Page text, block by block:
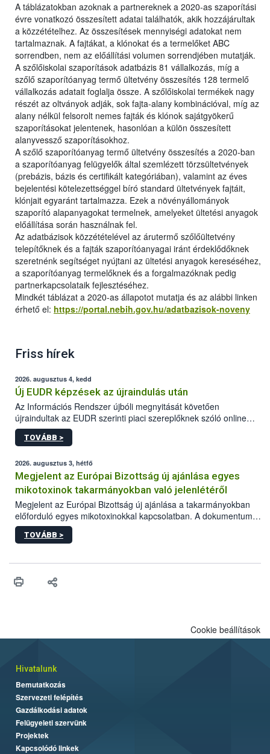
A táblázatokban azoknak a partnereknek a 2020-as szaporítási
évre vonatkozó összesített adatai találhatók, akik hozzájárultak
a közzétételhez. Az összesítések mennyiségi adatokat nem
tartalmaznak. A fajtákat, a klónokat és a termelőket ABC
sorrendben, nem az előállítási volumen sorrendjében mutatják.
A szőlőiskolai szaporítások adatbázis 81 vállalkozás, míg a
szőlő szaporítóanyag termő ültetvény összesítés 128 termelő
vállalkozás adatait foglalja össze. A szőlőiskolai termékek nagy
részét az oltványok adják, sok fajta-alany kombinációval, míg az
alany nélkül felsorolt nemes fajták és klónok sajátgyökerű
szaporításokat jelentenek, hasonlóan a külön összesített
alanyvessző szaporításokhoz.
A szőlő szaporítóanyag termő ültetvény összesítés a 2020-ban
a szaporítóanyag felügyelők által szemlézett törzsültetvények
(prebázis, bázis és certifikált kategóriában), valamint az éves
bejelentési kötelezettséggel bíró standard ültetvények fajtáit,
klónjait egyaránt tartalmazza. Ezek a növényállományok
szaporító alapanyagokat termelnek, amelyeket ültetési anyagok
előállítása során használnak fel.
Az adatbázisok közzétételével az árutermő szőlőültetvény
telepítőknek és a fajták szaporítóanyagai iránt érdeklődőknek
szeretnénk segítséget nyújtani az ültetési anyagok kereséséhez,
a szaporítóanyag termelőknek és a forgalmazóknak pedig
partnerkapcsolataik fejlesztéséhez.
Mindkét táblázat a 2020-as állapotot mutatja és az alábbi linken
érhető el: https://portal.nebih.gov.hu/adatbazisok-noveny
Friss hírek
2026. augusztus 4, kedd
Új EUDR képzések az újraindulás után
Az Információs Rendszer újbóli megnyitását követően
újraindultak az EUDR szerinti piaci szereplőknek szóló online
képzések.
TOVÁBB >
2026. augusztus 3, hétfő
Megjelent az Európai Bizottság új ajánlása egyes
mikotoxinok takarmányokban való jelenlétéről
Megjelent az Európai Bizottság új ajánlása a takarmányokban
előforduló egyes mikotoxinokkal kapcsolatban. A dokumentum
2027-től új irányértékek alkalmazását írja elő, és a jelenleg
hatályos uniós ajánlások helyébe lép.
TOVÁBB >
Cookie beállítások
Hivatalunk
Bemutatkozás
Szervezeti felépítés
Gazdálkodási adatok
Felügyeleti szervünk
Projektek
Kapcsolódó linkek